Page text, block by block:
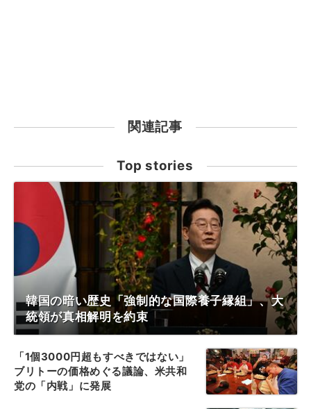
関連記事
Top stories
韓国の暗い歴史「強制的な国際養子縁組」、大
統領が真相解明を約束
「1個3000円超もすべきではない」
ブリトーの価格めぐる議論、米共和
党の「内戦」に発展